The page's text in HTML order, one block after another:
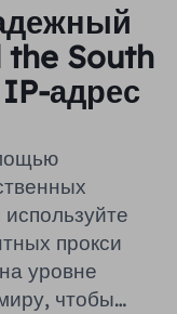
South
адрес
прокси
уровне
чтобы